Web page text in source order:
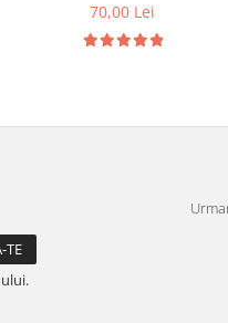
70,00 Lei